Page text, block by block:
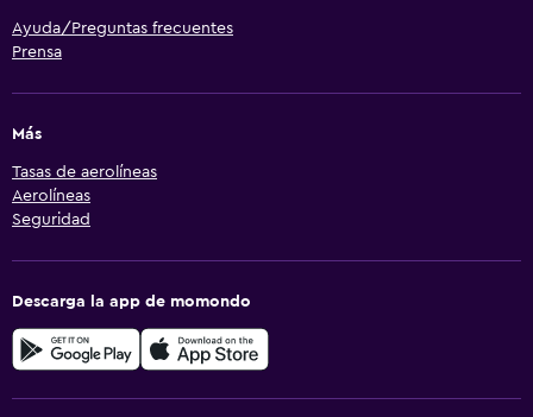
Ayuda/Preguntas frecuentes
Prensa
Más
Tasas de aerolíneas
Aerolíneas
Seguridad
Descarga la app de momondo